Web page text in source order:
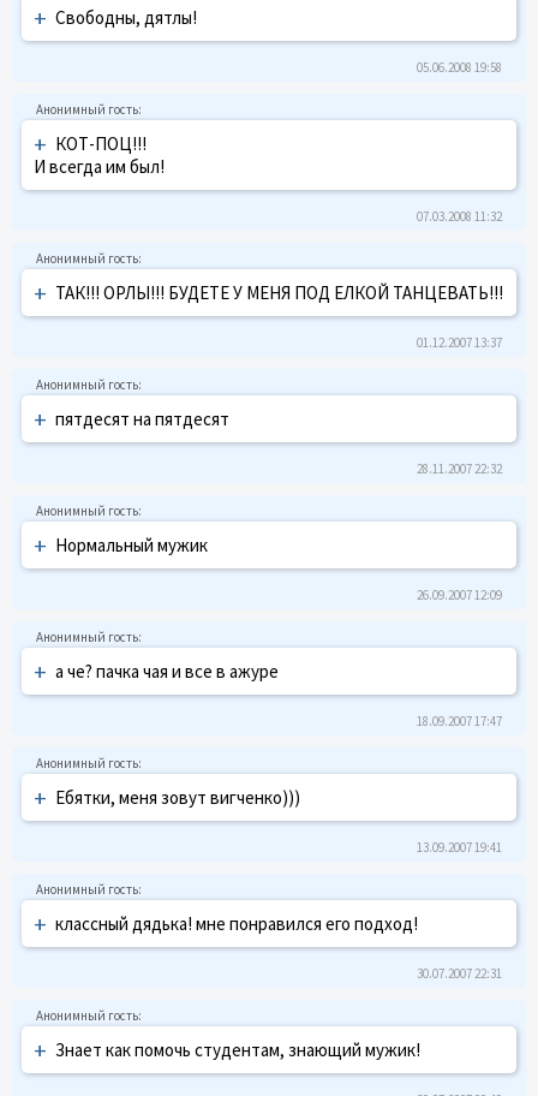
+ Свободны, дятлы!
05.06.2008 19:58
+ КОТ-ПОЦ!!!
И всегда им был!
07.03.2008 11:32
+ ТАК!!! ОРЛЫ!!! БУДЕТЕ У МЕНЯ ПОД ЕЛКОЙ ТАНЦЕВАТЬ!!!
01.12.2007 13:37
+ пятдесят на пятдесят
28.11.2007 22:32
+ Нормальный мужик
26.09.2007 12:09
+ а че? пачка чая и все в ажуре
18.09.2007 17:47
+ Ебятки, меня зовут вигченко)))
13.09.2007 19:41
+ классный дядька! мне понравился его подход!
30.07.2007 22:31
+ Знает как помочь студентам, знающий мужик!